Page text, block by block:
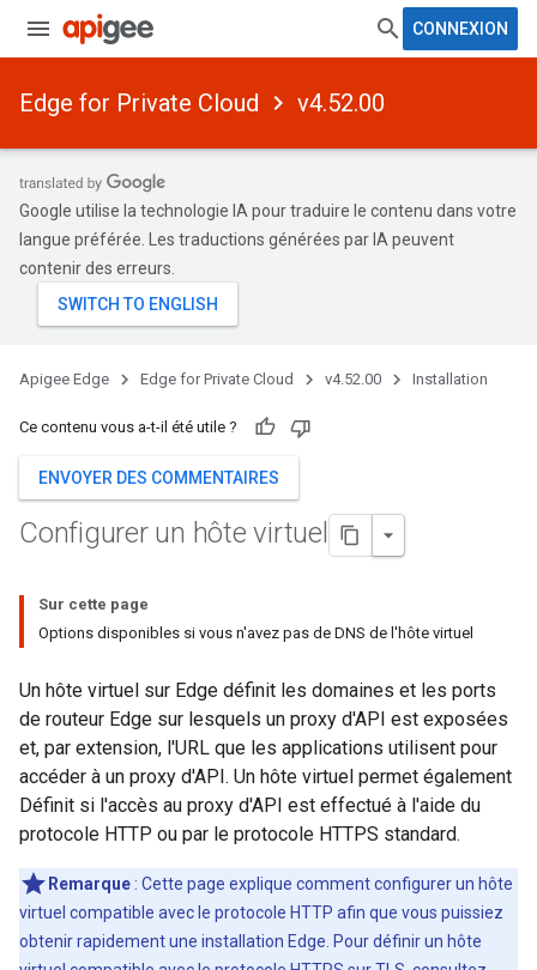
CONNEXION
Edge for Private Cloud v4.52.00
Google utilise la technologie IA pour traduire le contenu dans votre
langue préférée. Les traductions générées par IA peuvent
contenir des erreurs.
Apigee Edge Edge for Private Cloud v4.52.00 Installation
Ce contenu vous a-t-il été utile ?
ENVOYER DES COMMENTAIRES
Configurer un hôte virtuel
Sur cette page
Options disponibles si vous n'avez pas de DNS de l'hôte virtuel
Un hôte virtuel sur Edge définit les domaines et les ports
de routeur Edge sur lesquels un proxy d'API est exposées
et, par extension, l'URL que les applications utilisent pour
accéder à un proxy d'API. Un hôte virtuel permet également
Définit si l'accès au proxy d'API est effectué à l'aide du
protocole HTTP ou par le protocole HTTPS standard.
Remarque : Cette page explique comment configurer un hôte
virtuel compatible avec le protocole HTTP afin que vous puissiez
obtenir rapidement une installation Edge. Pour définir un hôte